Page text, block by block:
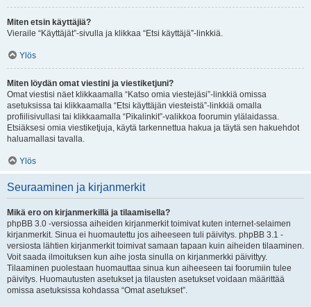
Miten etsin käyttäjiä?
Vieraile “Käyttäjät”-sivulla ja klikkaa “Etsi käyttäjä”-linkkiä.
Ylös
Miten löydän omat viestini ja viestiketjuni?
Omat viestisi näet klikkaamalla “Katso omia viestejäsi”-linkkiä omissa
asetuksissa tai klikkaamalla “Etsi käyttäjän viesteistä”-linkkiä omalla
profiilisivullasi tai klikkaamalla “Pikalinkit”-valikkoa foorumin ylälaidassa.
Etsiäksesi omia viestiketjuja, käytä tarkennettua hakua ja täytä sen hakuehdot
haluamallasi tavalla.
Ylös
Seuraaminen ja kirjanmerkit
Mikä ero on kirjanmerkillä ja tilaamisella?
phpBB 3.0 -versiossa aiheiden kirjanmerkit toimivat kuten internet-selaimen
kirjanmerkit. Sinua ei huomautettu jos aiheeseen tuli päivitys. phpBB 3.1 -
versiosta lähtien kirjanmerkit toimivat samaan tapaan kuin aiheiden tilaaminen.
Voit saada ilmoituksen kun aihe josta sinulla on kirjanmerkki päivittyy.
Tilaaminen puolestaan huomauttaa sinua kun aiheeseen tai foorumiin tulee
päivitys. Huomautusten asetukset ja tilausten asetukset voidaan määrittää
omissa asetuksissa kohdassa “Omat asetukset”.